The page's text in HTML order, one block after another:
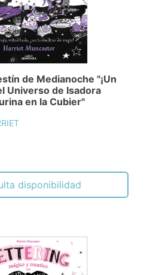
de Medianoche "¡Un
Universo de Isadora
en la Cubier"
disponibilidad